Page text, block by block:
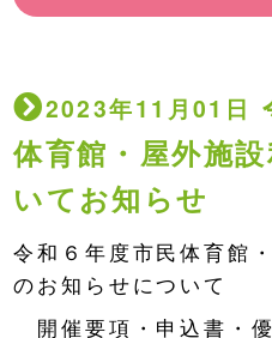
2023年11月01日
体育館・屋外施
いてお知らせ
令和６年度市民体育館
のお知らせについて
開催要項・申込書